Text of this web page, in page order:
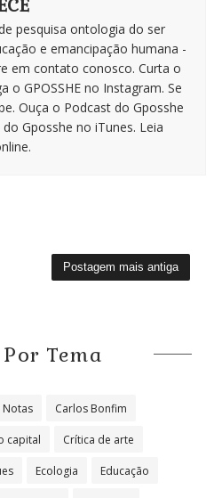
pesquisa ontologia do ser
e emancipação humana -
em contato conosco. Curta o
o GPOSSHE no Instagram. Se
Ouça o Podcast do Gposshe
Gposshe no iTunes. Leia
Postagem mais antiga
Tema
Notas Carlos Bonfim
capital Crítica de arte
Ecologia Educação